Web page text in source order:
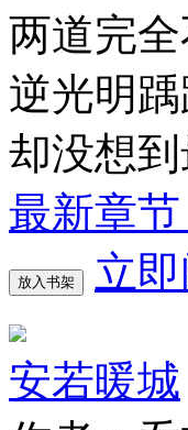
两道完
逆光明
却没想
最新章
放入书架 立
安若暖城